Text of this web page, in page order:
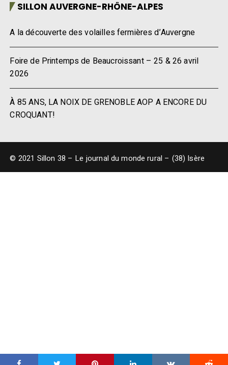
SILLON AUVERGNE-RHÔNE-ALPES
A la découverte des volailles fermières d’Auvergne
Foire de Printemps de Beaucroissant – 25 & 26 avril
2026
À 85 ANS, LA NOIX DE GRENOBLE AOP A ENCORE DU
CROQUANT!
© 2021 Sillon 38 – Le journal du monde rural – (38) Isère